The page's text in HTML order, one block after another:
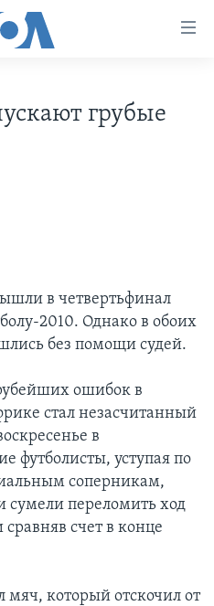
грубые
в четвертьфинал
2010. Однако в обоих
без помощи судей.
ошибок в
стал незасчитанный
в
футболисты, уступая по
соперникам,
сумели переломить ход
счет в конце
мяч, который отскочил от